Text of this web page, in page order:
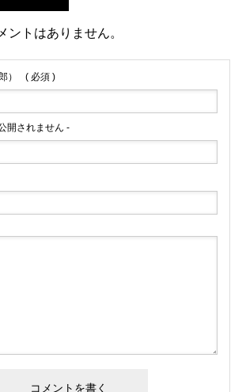
ントはありません。
） ( 必須 )
開されません -